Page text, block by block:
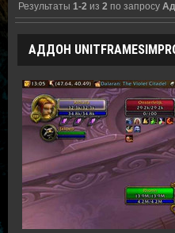
Результаты 1-2 из 2 по запросу
АДДОН